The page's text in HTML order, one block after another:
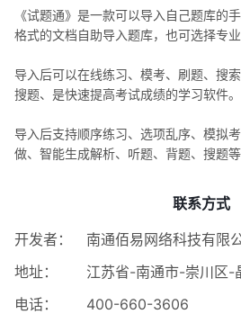
《试题通》是一款可以导入自己题库的
格式的文档自助导入题库，也可选择专
导入后可以在线练习、模考、刷题、搜
搜题、是快速提高考试成绩的学习软件。
导入后支持顺序练习、选项乱序、模拟
做、智能生成解析、听题、背题、搜题等
联系方式
开发者：
南通佰易网络科技有限
地址：
江苏省-南通市-崇川区-
电话：
400-660-3606